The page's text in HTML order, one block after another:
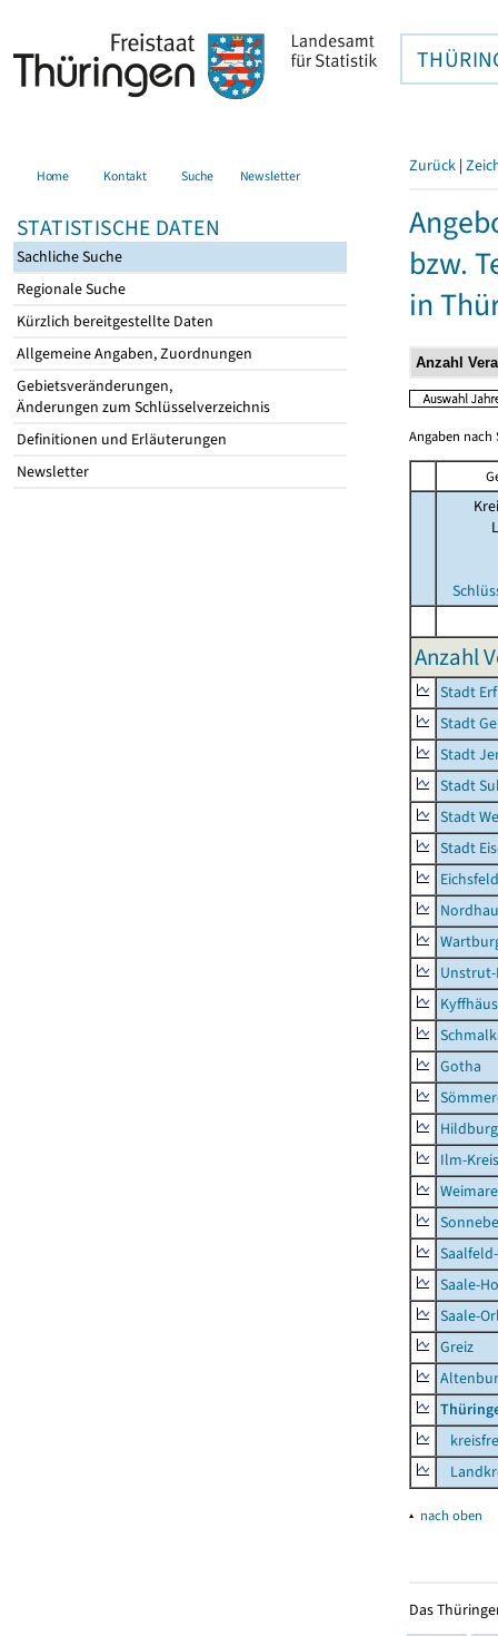
Home Kontakt Suche Newsletter
STATISTISCHE DATEN
Sachliche Suche
Regionale Suche
Kürzlich bereitgestellte Daten
Allgemeine Angaben, Zuordnungen
Gebietsveränderungen,
Änderungen zum Schlüsselverzeichnis
Definitionen und Erläuterungen
Newsletter
Zurück |
bzw.
in
Angaben nach
Anzahl
Stadt
Stadt
Stadt
Stadt
Stadt
Stadt
Eichsfeld
Gotha
Ilm-Kreis
Saale-
Saale-
Greiz
▴ nach oben
Das